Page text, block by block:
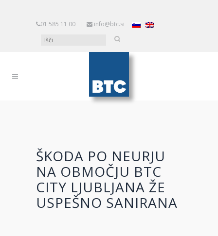
01 585 11 00 | info@btc.si
ŠKODA PO NEURJU
NA OBMOČJU BTC
CITY LJUBLJANA ŽE
USPEŠNO SANIRANA